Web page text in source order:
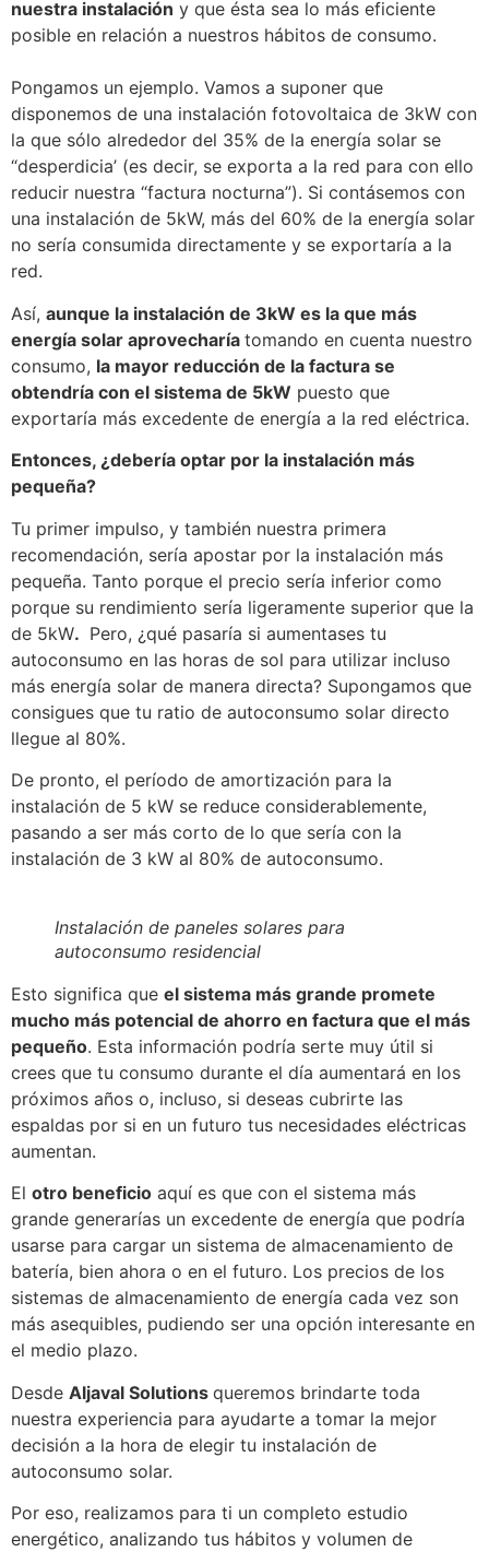
nuestra instalación y que ésta sea lo más eficiente
posible en relación a nuestros hábitos de consumo.
Pongamos un ejemplo. Vamos a suponer que
disponemos de una instalación fotovoltaica de 3kW con
la que sólo alrededor del 35% de la energía solar se
“desperdicia’ (es decir, se exporta a la red para con ello
reducir nuestra “factura nocturna”). Si contásemos con
una instalación de 5kW, más del 60% de la energía solar
no sería consumida directamente y se exportaría a la
red.
Así, aunque la instalación de 3kW es la que más
energía solar aprovecharía tomando en cuenta nuestro
consumo, la mayor reducción de la factura se
obtendría con el sistema de 5kW puesto que
exportaría más excedente de energía a la red eléctrica.
Entonces, ¿debería optar por la instalación más
pequeña?
Tu primer impulso, y también nuestra primera
recomendación, sería apostar por la instalación más
pequeña. Tanto porque el precio sería inferior como
porque su rendimiento sería ligeramente superior que la
de 5kW. Pero, ¿qué pasaría si aumentases tu
autoconsumo en las horas de sol para utilizar incluso
más energía solar de manera directa? Supongamos que
consigues que tu ratio de autoconsumo solar directo
llegue al 80%.
De pronto, el período de amortización para la
instalación de 5 kW se reduce considerablemente,
pasando a ser más corto de lo que sería con la
instalación de 3 kW al 80% de autoconsumo.
Instalación de paneles solares para
autoconsumo residencial
Esto significa que el sistema más grande promete
mucho más potencial de ahorro en factura que el más
pequeño. Esta información podría serte muy útil si
crees que tu consumo durante el día aumentará en los
próximos años o, incluso, si deseas cubrirte las
espaldas por si en un futuro tus necesidades eléctricas
aumentan.
El otro beneficio aquí es que con el sistema más
grande generarías un excedente de energía que podría
usarse para cargar un sistema de almacenamiento de
batería, bien ahora o en el futuro. Los precios de los
sistemas de almacenamiento de energía cada vez son
más asequibles, pudiendo ser una opción interesante en
el medio plazo.
Desde Aljaval Solutions queremos brindarte toda
nuestra experiencia para ayudarte a tomar la mejor
decisión a la hora de elegir tu instalación de
autoconsumo solar.
Por eso, realizamos para ti un completo estudio
energético, analizando tus hábitos y volumen de